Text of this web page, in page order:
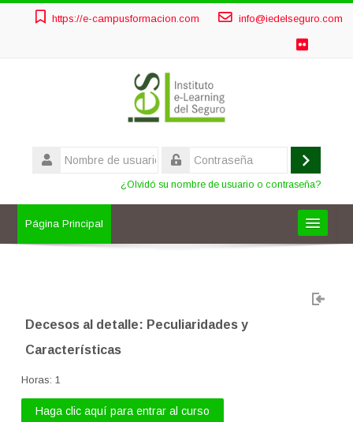
https://e-campusformacion.com info@iedelseguro.com
Nombre
de
Acceder
¿Olvidó su nombre de usuario o contraseña?
Página Principal
AULAS PRIVADAS
Tutorial de uso de la Plataforma
Buscar
Decesos al detalle: Peculiaridades y
Características
Horas:1
Haga clic aquí para entrar al curso